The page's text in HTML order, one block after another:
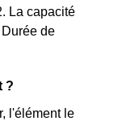
La capacité
de
?
l'élément le